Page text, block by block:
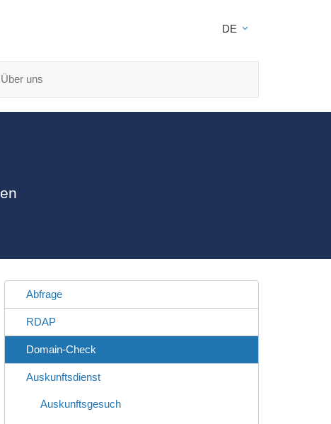
DE
Über uns
Abfrage
RDAP
Domain-Check
Auskunftsdienst
Auskunftsgesuch